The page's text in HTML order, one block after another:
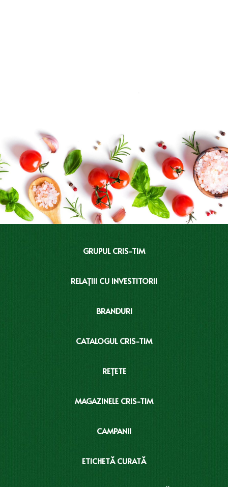
GRUPUL CRIS-TIM
RELAȚIII CU INVESTITORII
BRANDURI
CATALOGUL CRIS-TIM
REȚETE
MAGAZINELE CRIS-TIM
CAMPANII
ETICHETĂ CURATĂ